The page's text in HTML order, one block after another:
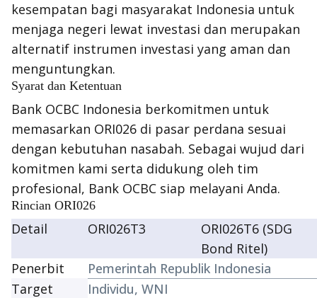
kesempatan bagi masyarakat Indonesia untuk
menjaga negeri lewat investasi dan merupakan
alternatif instrumen investasi yang aman dan
menguntungkan.
Syarat dan Ketentuan
Bank OCBC Indonesia berkomitmen untuk
memasarkan ORI026 di pasar perdana sesuai
dengan kebutuhan nasabah. Sebagai wujud dari
komitmen kami serta didukung oleh tim
profesional, Bank OCBC siap melayani Anda.
Rincian ORI026
Detail ORI026T3
ORI026T6 (SDG
Bond Ritel)
Penerbit
Pemerintah Republik Indonesia
Target
Individu, WNI